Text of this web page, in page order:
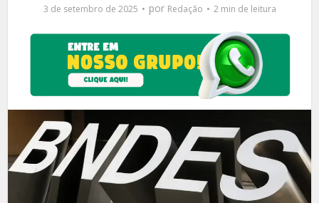
3 de setembro de 2025 por Redação 2 min de leitura